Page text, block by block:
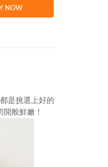
NOW
是挑選上好的
般鮮嫩！